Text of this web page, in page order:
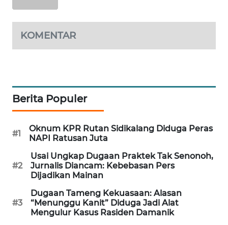
KOMENTAR
Berita Populer
#1
Oknum KPR Rutan Sidikalang Diduga Peras
NAPI Ratusan Juta
#2
Usai Ungkap Dugaan Praktek Tak Senonoh,
Jurnalis Diancam: Kebebasan Pers
Dijadikan Mainan
#3
Dugaan Tameng Kekuasaan: Alasan
“Menunggu Kanit” Diduga Jadi Alat
Mengulur Kasus Rasiden Damanik
NEWS
METRO
METRO
JAKARTA
KRT
NEWS
KARING
NEWS
JURNAL